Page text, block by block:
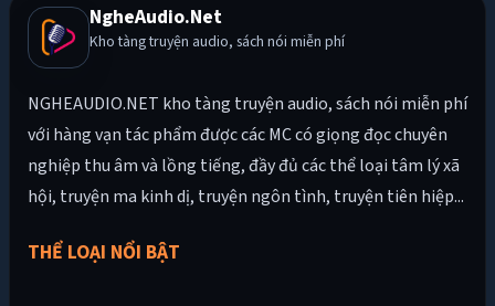
NgheAudio.Net
Kho tàng truyện audio, sách nói miễn phí
NGHEAUDIO.NET kho tàng truyện audio, sách nói miễn phí
với hàng vạn tác phẩm được các MC có giọng đọc chuyên
nghiệp thu âm và lồng tiếng, đầy đủ các thể loại tâm lý xã
hội, truyện ma kinh dị, truyện ngôn tình, truyện tiên hiệp...
THỂ LOẠI NỔI BẬT